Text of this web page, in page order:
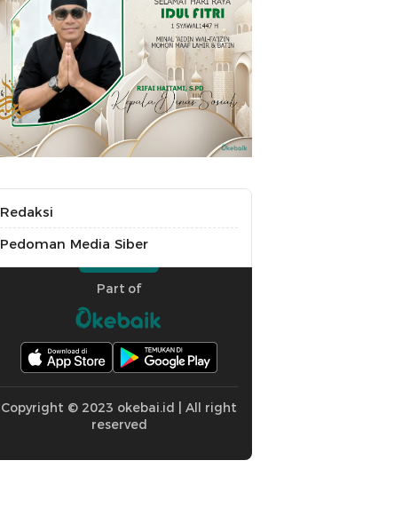
Redaksi
Pedoman Media Siber
Part of
Copyright © 2023 okebai.id | All right
reserved